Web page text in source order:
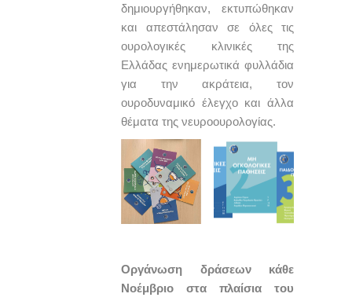
δημιουργήθηκαν, εκτυπώθηκαν
και απεστάλησαν σε όλες τις
ουρολογικές κλινικές της
Ελλάδας ενημερωτικά φυλλάδια
για την ακράτεια, τον
ουροδυναμικό έλεγχο και άλλα
θέματα της νευροουρολογίας.
Οργάνωση δράσεων κάθε
Νοέμβριο στα πλαίσια του